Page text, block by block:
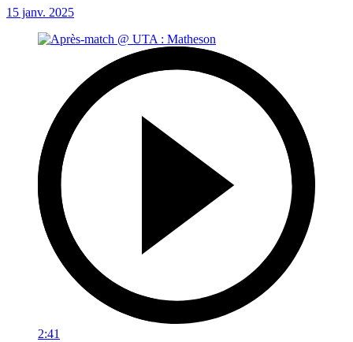
15 janv. 2025
2:41